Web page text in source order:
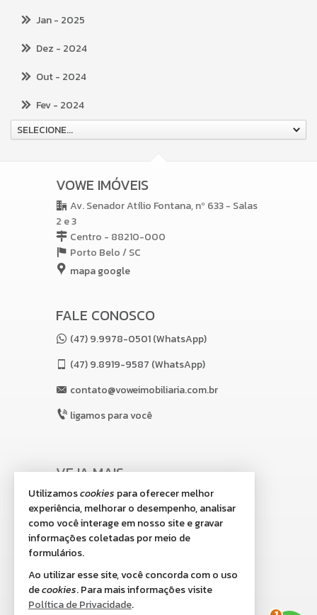
Jan- 2025
Dez - 2024
Out- 2024
Fev- 2024
SELECIONE...
VOWE IMÓVEIS
Av. Senador Atílio Fontana, nº 633 - Salas
2 e 3
Centro - 88210-000
Porto Belo /SC
mapa google
FALE CONOSCO
(47) 9.9978-0501 (WhatsApp)
(47)9.8919-9587 (WhatsApp)
contato@voweimobiliaria.com.br
ligamos para você
VEJA MAIS
receba nosso newsletter
indicadores financeiros
cadastre seu imóvel
imóveis favoritos
mapa de imóveis
Utilizamoscookies para oferecer melhor
experiência, melhorar o desempenho, analisar
como você interage em nosso site e gravar
informações coletadas por meio de
formulários.
Ao utilizar esse site, você concorda com o uso
decookies. Para mais informações visite
Política de Privacidade.